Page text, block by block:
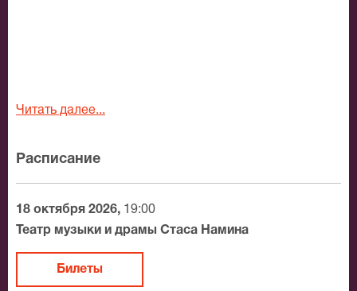
Читать далее...
Расписание
18 октября 2026, 19:00
Театр музыки и драмы Стаса Намина
Билеты